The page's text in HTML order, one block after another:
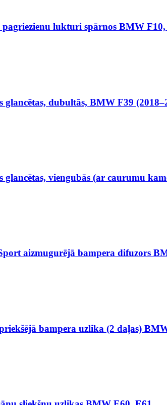
lukturi spārnos BMW F10,
glancētas, dubultās, BMW F39
glancētas, viengubās (ar caurumu
aizmugurējā bampera difuzors
bampera uzlika (2 daļas)